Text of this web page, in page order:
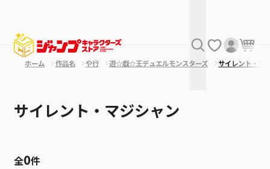
ホーム 作品名 や行 遊☆戯☆王デュエルモンスターズ サイレント・マ
サイレント・マジシャン
全0件